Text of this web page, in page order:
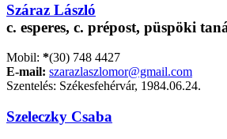
Száraz László
c. esperes, c. prépost, püspöki
Mobil: *(30) 748 4427
E-mail: szarazlaszlomor@gmail.com
Szentelés: Székesfehérvár, 1984.06.24.
Szeleczky Csaba